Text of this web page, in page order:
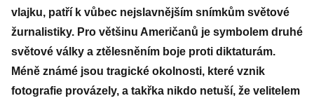
vlajku, patří k vůbec nejslavnějším snímkům světové
žurnalistiky. Pro většinu Američanů je symbolem druhé
světové války a ztělesněním boje proti diktaturám.
Méně známé jsou tragické okolnosti, které vznik
fotografie provázely, a takřka nikdo netuší, že velitelem